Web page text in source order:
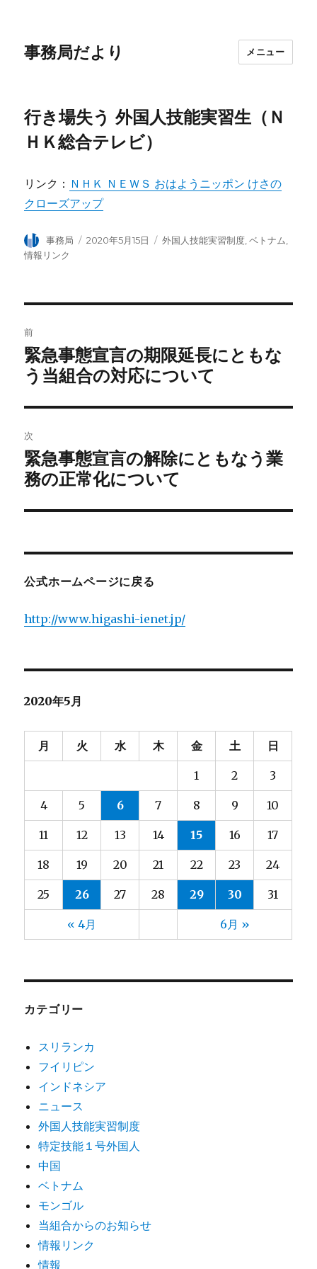
事務局だより メニュー
行き場失う 外国人技能実習生（Ｎ
ＨＫ総合テレビ）
リンク： ＮＨＫ ＮＥＷＳ おはようニッポン けさの
クローズアップ
投
稿
事務局
投
2020年5月15日
カ
外国人技能実習制度 ,ベトナム
情報リンク
稿
ナ
ビ
ゲ
ー
ン
前
前
の
緊急事態宣言の期限延長にともな
う当組合の対応について
次
次
の
緊急事態宣言の解除にともなう業
務の正常化について
公式ホームページに戻る
http://www.higashi-ienet.jp/
2020年5月
月 火 水 木 金 土 日
« 4月 6月 »
1 2 3
4 5 6 7 8 9 10
11 12 13 14 15 16 17
18 19 20 21 22 23 24
25 26 27 28 29 30 31
カテゴリー
スリランカ
フイリピン
インドネシア
ニュース
外国人技能実習制度
特定技能１号外国人
中国
ベトナム
モンゴル
当組合からのお知らせ
情報リンク
情報